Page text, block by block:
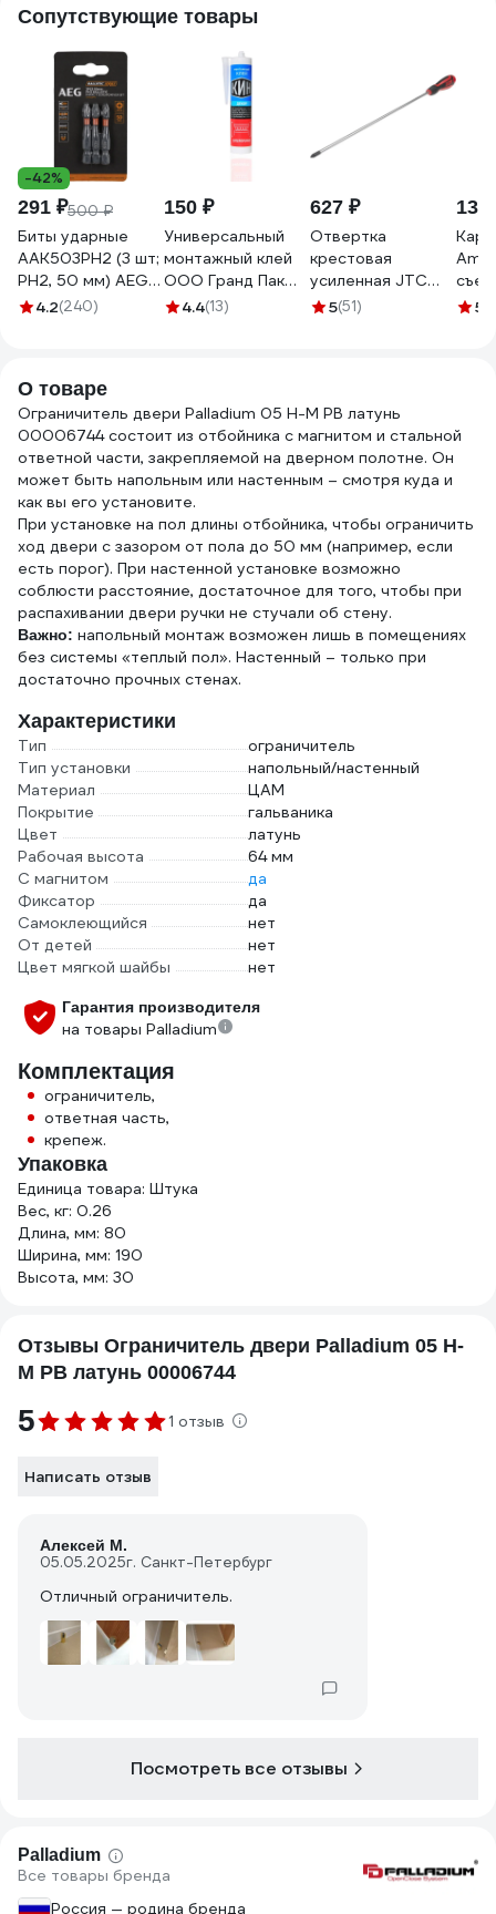
Сопутствующие товары
-42%
291 ₽500 ₽
Биты ударные
AAK503PH2 (3 шт;
PH2, 50 мм) AEG
4932479181
4.2(240)
150 ₽
Универсальный
монтажный клей
ООО Гранд Пак
Декор 150 кг/кв.м.
4.4(13)
627 ₽
Отвертка
крестовая
усиленная JTC
PH2x300 мм, 7614
5(51)
136
5
О товаре
Ограничитель двери Palladium 05 H-М PB латунь
00006744 состоит из отбойника с магнитом и стальной
ответной части, закрепляемой на дверном полотне. Он
может быть напольным или настенным – смотря куда и
как вы его установите.
При установке на пол длины отбойника, чтобы ограничить
ход двери с зазором от пола до 50 мм (например, если
есть порог). При настенной установке возможно
соблюсти расстояние, достаточное для того, чтобы при
распахивании двери ручки не стучали об стену.
Важно: напольный монтаж возможен лишь в помещениях
без системы «теплый пол». Настенный – только при
достаточно прочных стенах.
Характеристики
Тип
ограничитель
Тип установки
напольный/настенный
Материал
ЦАМ
Покрытие
гальваника
Цвет
латунь
Рабочая высота
64 мм
С магнитом
да
Фиксатор
да
Самоклеющийся
нет
От детей
нет
Цвет мягкой шайбы
нет
Гарантия производителя
на товары Palladium
Комплектация
ограничитель,
ответная часть,
крепеж.
Упаковка
Единица товара: Штука
Вес, кг: 0.26
Длина, мм: 80
Ширина, мм: 190
Высота, мм: 30
Отзывы Ограничитель двери Palladium 05 H-
М PB латунь 00006744
5 1 отзыв
Написать отзыв
Алексей М.
05.05.2025г. Санкт-Петербург
Отличный ограничитель.
Посмотреть все отзывы
Palladium
Все товары бренда
Россия — родина бренда